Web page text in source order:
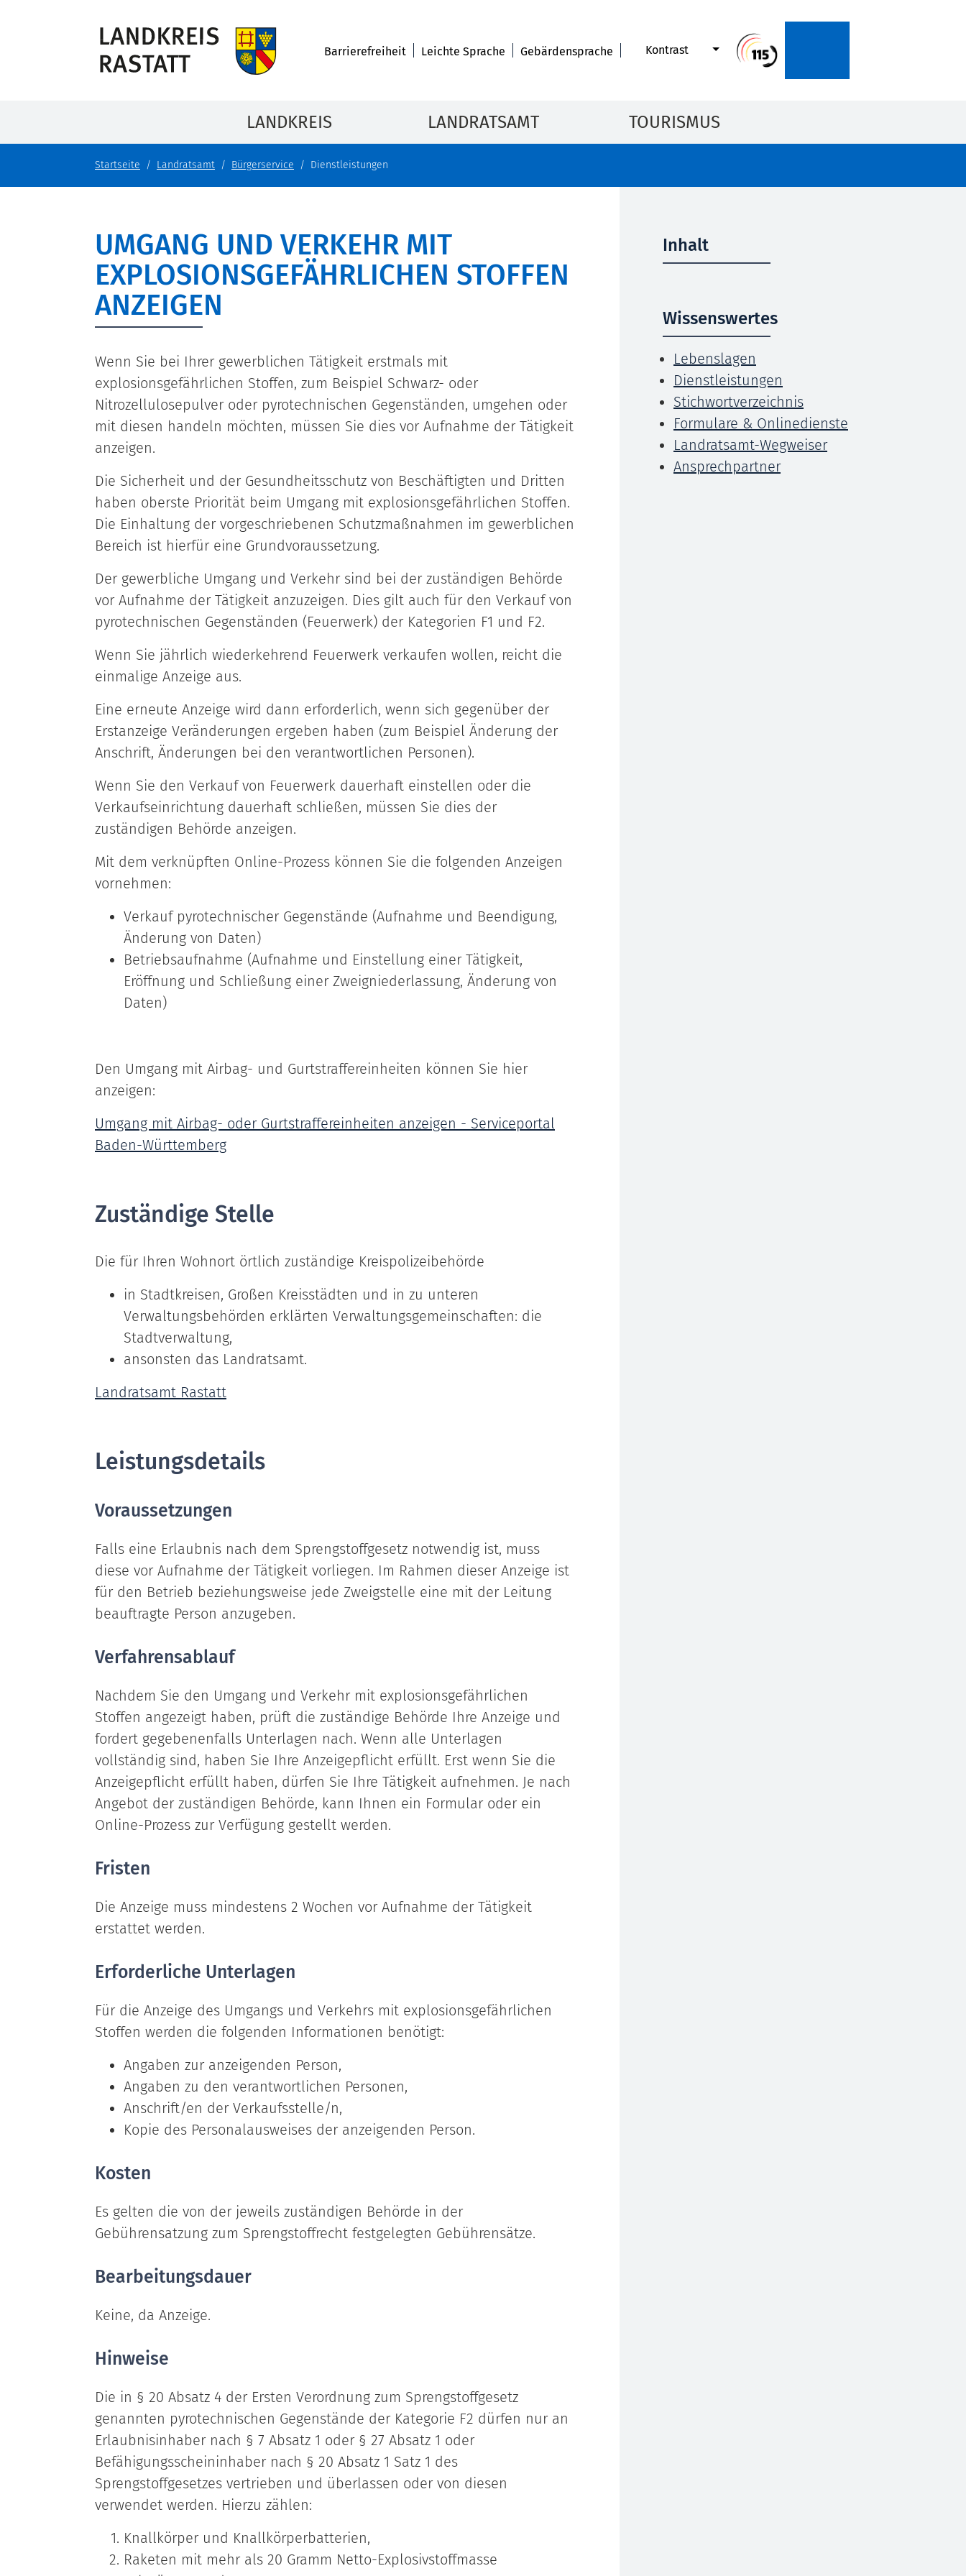
Barrierefreiheit Leichte Sprache Gebärdensprache Kontrast
LANDKREIS LANDRATSAMT TOURISMUS
Startseite Landratsamt Bürgerservice Dienstleistungen
UMGANG UND VERKEHR MIT
EXPLOSIONSGEFÄHRLICHEN STOFFEN
ANZEIGEN
Wenn Sie bei Ihrer gewerblichen Tätigkeit erstmals mit
explosionsgefährlichen Stoffen, zum Beispiel Schwarz- oder
Nitrozellulosepulver oder pyrotechnischen Gegenständen, umgehen oder
mit diesen handeln möchten, müssen Sie dies vor Aufnahme der Tätigkeit
anzeigen.
Die Sicherheit und der Gesundheitsschutz von Beschäftigten und Dritten
haben oberste Priorität beim Umgang mit explosionsgefährlichen Stoffen.
Die Einhaltung der vorgeschriebenen Schutzmaßnahmen im gewerblichen
Bereich ist hierfür eine Grundvoraussetzung.
Der gewerbliche Umgang und Verkehr sind bei der zuständigen Behörde
vor Aufnahme der Tätigkeit anzuzeigen. Dies gilt auch für den Verkauf von
pyrotechnischen Gegenständen (Feuerwerk) der Kategorien F1 und F2.
Wenn Sie jährlich wiederkehrend Feuerwerk verkaufen wollen, reicht die
einmalige Anzeige aus.
Eine erneute Anzeige wird dann erforderlich, wenn sich gegenüber der
Erstanzeige Veränderungen ergeben haben (zum Beispiel Änderung der
Anschrift, Änderungen bei den verantwortlichen Personen).
Wenn Sie den Verkauf von Feuerwerk dauerhaft einstellen oder die
Verkaufseinrichtung dauerhaft schließen, müssen Sie dies der
zuständigen Behörde anzeigen.
Mit dem verknüpften Online-Prozess können Sie die folgenden Anzeigen
vornehmen:
Verkauf pyrotechnischer Gegenstände (Aufnahme und Beendigung,
Änderung von Daten)
Betriebsaufnahme (Aufnahme und Einstellung einer Tätigkeit,
Eröffnung und Schließung einer Zweigniederlassung, Änderung von
Daten)
Den Umgang mit Airbag- und Gurtstraffereinheiten können Sie hier
anzeigen:
Umgang mit Airbag- oder Gurtstraffereinheiten anzeigen - Serviceportal
Baden-Württemberg
Zuständige Stelle
Die für Ihren Wohnort örtlich zuständige Kreispolizeibehörde
in Stadtkreisen, Großen Kreisstädten und in zu unteren
Verwaltungsbehörden erklärten Verwaltungsgemeinschaften: die
Stadtverwaltung,
ansonsten das Landratsamt.
Landratsamt Rastatt
Leistungsdetails
Voraussetzungen
Falls eine Erlaubnis nach dem Sprengstoffgesetz notwendig ist, muss
diese vor Aufnahme der Tätigkeit vorliegen. Im Rahmen dieser Anzeige ist
für den Betrieb beziehungsweise jede Zweigstelle eine mit der Leitung
beauftragte Person anzugeben.
Verfahrensablauf
Nachdem Sie den Umgang und Verkehr mit explosionsgefährlichen
Stoffen angezeigt haben, prüft die zuständige Behörde Ihre Anzeige und
fordert gegebenenfalls Unterlagen nach. Wenn alle Unterlagen
vollständig sind, haben Sie Ihre Anzeigepflicht erfüllt. Erst wenn Sie die
Anzeigepflicht erfüllt haben, dürfen Sie Ihre Tätigkeit aufnehmen. Je nach
Angebot der zuständigen Behörde, kann Ihnen ein Formular oder ein
Online-Prozess zur Verfügung gestellt werden.
Fristen
Die Anzeige muss mindestens 2 Wochen vor Aufnahme der Tätigkeit
erstattet werden.
Erforderliche Unterlagen
Für die Anzeige des Umgangs und Verkehrs mit explosionsgefährlichen
Stoffen werden die folgenden Informationen benötigt:
Angaben zur anzeigenden Person,
Angaben zu den verantwortlichen Personen,
Anschrift/en der Verkaufsstelle/n,
Kopie des Personalausweises der anzeigenden Person.
Kosten
Es gelten die von der jeweils zuständigen Behörde in der
Gebührensatzung zum Sprengstoffrecht festgelegten Gebührensätze.
Bearbeitungsdauer
Keine, da Anzeige.
Hinweise
Die in § 20 Absatz 4 der Ersten Verordnung zum Sprengstoffgesetz
genannten pyrotechnischen Gegenstände der Kategorie F2 dürfen nur an
Erlaubnisinhaber nach § 7 Absatz 1 oder § 27 Absatz 1 oder
Befähigungsscheininhaber nach § 20 Absatz 1 Satz 1 des
Sprengstoffgesetzes vertrieben und überlassen oder von diesen
verwendet werden. Hierzu zählen:
Knallkörper und Knallkörperbatterien,
Raketen mit mehr als 20 Gramm Netto-Explosivstoffmasse
Inhalt
Wissenswertes
Lebenslagen
Dienstleistungen
Stichwortverzeichnis
Formulare & Onlinedienste
Landratsamt-Wegweiser
Ansprechpartner